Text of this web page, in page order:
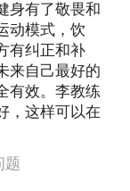
身有了敬畏和
动模式，饮
有纠正和补
来自己最好的
有效。李教练
，这样可以在
题